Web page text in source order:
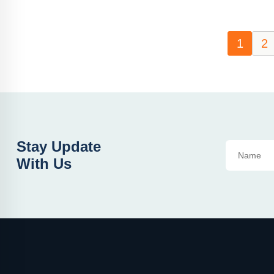
1 2
Stay Update
With Us